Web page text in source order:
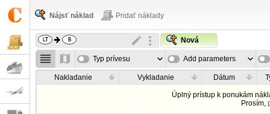
Nájsť náklad Pridať náklady
Nová
Typ prívesu Add parameters
Nakladanie Vykladanie Dátum
Úplný prístup k ponukám
Prosím,